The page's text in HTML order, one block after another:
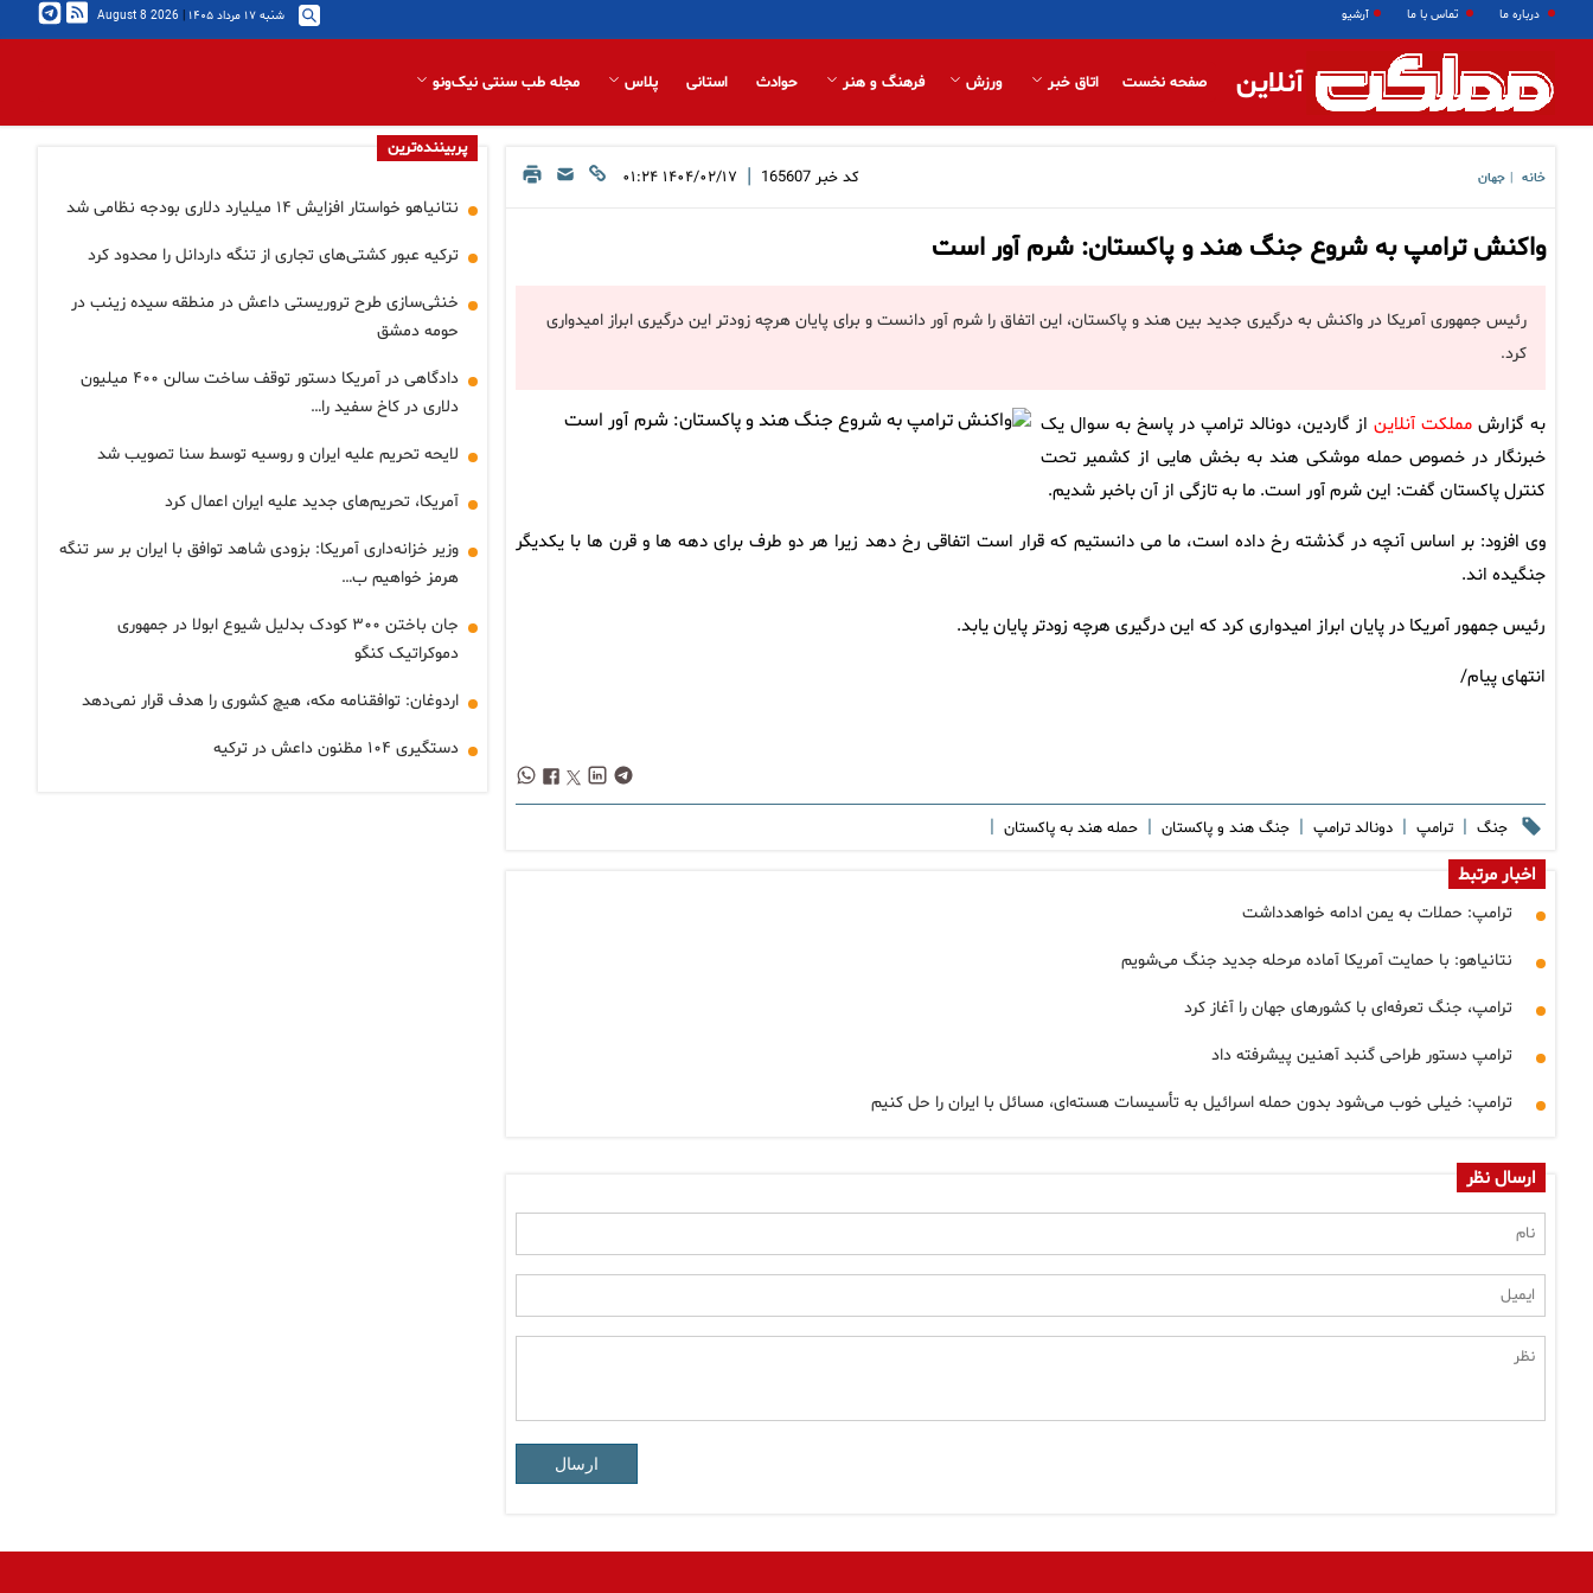
درباره ما تماس با ما آرشیو شنبه ۱۷ مرداد ۱۴۰۵ |
2026 August 8
آنلاین صفحه نخست اتاق خبر ورزش فرهنگ و هنر حوادث استانی پلاس مجله طب سنتی نیک‌ونو
خانه جهان کد خبر 165607
| ۱۴۰۴/۰۲/۱۷ ۰۱:۲۴
واکنش ترامپ به شروع جنگ هند و پاکستان: شرم آور است
رئیس جمهوری آمریکا در واکنش به درگیری جدید بین هند و پاکستان، این اتفاق را شرم آور دانست و برای پایان هرچه زودتر این درگیری ابراز امیدواری
کرد.
به گزارشمملکت آنلاین از گاردین، دونالد ترامپ در پاسخ به سوال یک
خبرنگار در خصوص حمله موشکی هند به بخش هایی از کشمیر تحت
کنترل پاکستان گفت: این شرم آور است. ما به تازگی از آن باخبر شدیم.
وی افزود: بر اساس آنچه در گذشته رخ داده است، ما می دانستیم که قرار است اتفاقی رخ دهد زیرا هر دو طرف برای دهه ها و قرن ها با یکدیگر
جنگیده اند.
رئیس جمهور آمریکا در پایان ابراز امیدواری کرد که این درگیری هرچه زودتر پایان یابد.
انتهای پیام/
جنگ | ترامپ | دونالد ترامپ | جنگ هند و پاکستان | حمله هند به پاکستان |
اخبار مرتبط
ترامپ: حملات به یمن ادامه خواهدداشت
نتانیاهو: با حمایت آمریکا آماده مرحله جدید جنگ می‌شویم
ترامپ، جنگ تعرفه‌ای با کشورهای جهان را آغاز کرد
ترامپ دستور طراحی گنبد آهنین پیشرفته داد
ترامپ: خیلی خوب می‌شود بدون حمله اسرائیل به تأسیسات هسته‌ای، مسائل‌ با ایران را حل کنیم
ارسال نظر
ارسال
پربیننده‌ترین
نتانیاهو خواستار افزایش ۱۴ میلیارد دلاری بودجه نظامی شد
ترکیه عبور کشتی‌های تجاری از تنگه داردانل را محدود کرد
خنثی‌سازی طرح تروریستی داعش در منطقه سیده زینب در
حومه دمشق
دادگاهی در آمریکا دستور توقف ساخت سالن ۴۰۰ میلیون
دلاری در کاخ سفید را…
لایحه تحریم علیه ایران و روسیه توسط سنا تصویب شد
آمریکا، تحریم‌های جدید علیه ایران اعمال کرد
وزیر خزانه‌داری آمریکا: بزودی شاهد توافق با ایران بر سر تنگه
هرمز خواهیم ب…
جان باختن ۳۰۰ کودک بدلیل شیوع ابولا در جمهوری
دموکراتیک کنگو
اردوغان: توافقنامه مکه، هیچ کشوری را هدف قرار نمی‌دهد
دستگیری ۱۰۴ مظنون داعش در ترکیه